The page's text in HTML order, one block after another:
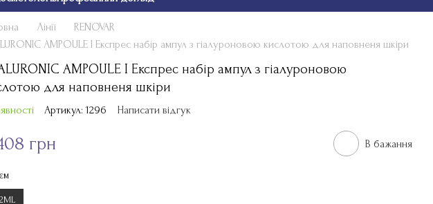
Лінії
RENOVAR
AMPOULE І Експрес набір ампул з гіалуроновою кислотою для наповненя шкіри
AMPOULE І Експрес набір ампул з гіалуроновою
для наповненя шкіри
Артикул: 1296 Написати відгук
грн В бажання